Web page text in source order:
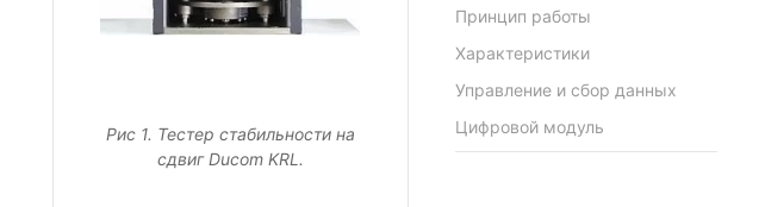
Рис 1. Тестер стабильности на
сдвиг Ducom KRL.
Принцип работы
Характеристики
Управление и сбор данных
Цифровой модуль